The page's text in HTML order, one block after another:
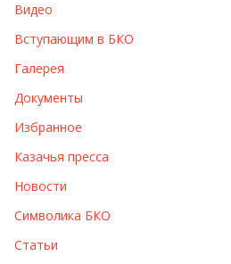
ы
Видео
Вступающим в БКО
Галерея
Документы
Избранное
Казачья пресса
Новости
Символика БКО
Статьи